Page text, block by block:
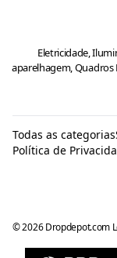
Eletricidade,
aparelhagem, Quadros
©2026 Dropdepot.com
Todas as categorias
Política de